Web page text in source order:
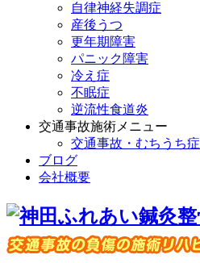
自律神経失調症
産後うつ
更年期障害
パニック障害
冷え症
不眠症
逆流性食道炎
交通事故施術メニュー
交通事故・むちうち症
ブログ
会社概要